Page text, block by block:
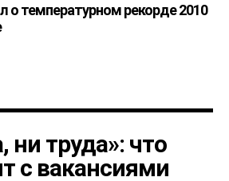
о температурном рекорде 2010
ни труда»: что
с вакансиями